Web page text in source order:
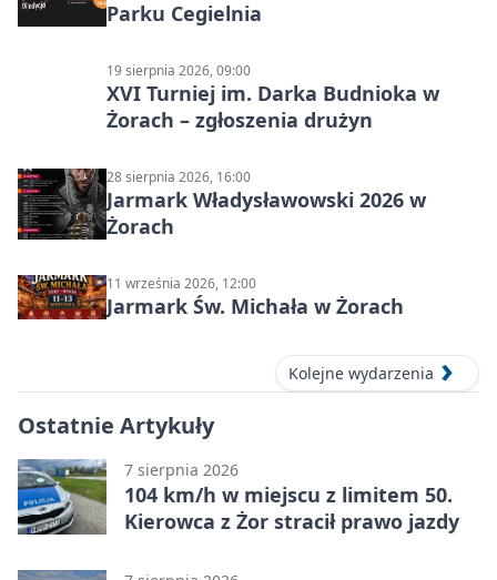
Parku Cegielnia
19 sierpnia 2026, 09:00
XVI Turniej im. Darka Budnioka w
Żorach – zgłoszenia drużyn
28 sierpnia 2026, 16:00
Jarmark Władysławowski 2026 w
Żorach
11 września 2026, 12:00
Jarmark Św. Michała w Żorach
Kolejne wydarzenia
Ostatnie Artykuły
7 sierpnia 2026
104 km/h w miejscu z limitem 50.
Kierowca z Żor stracił prawo jazdy